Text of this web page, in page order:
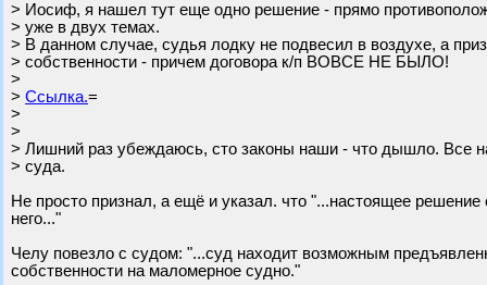
> Иосиф, я нашел тут еще одно решение - прямо
> уже в двух темах.
> В данном случае, судья лодку не подвесил в воздухе, а
> собственности - причем договора к/п ВОВСЕ НЕ БЫЛО!
>
> Ссылка.=
>
>
> Лишний раз убеждаюсь, сто законы наши - что дышло. Все
> суда.
Не просто признал, а ещё и указал. что "...настоящее
него..."
Челу повезло с судом: "...суд находит возможным
собственности на маломерное судно."